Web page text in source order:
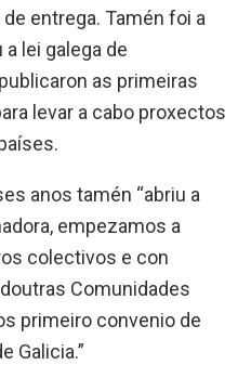
entrega. Tamén foi a
lei galega de
as primeiras
levar a cabo proxectos
anos tamén “abriu a
empezamos a
colectivos e con
Comunidades
primeiro convenio de
Galicia.”